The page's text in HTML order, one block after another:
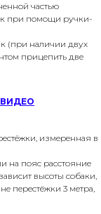
частью
при помощи ручки-
(при наличии двух
прицепить две
измеренная в
на пояс расстояние
высоты собаки,
перестёжки 3 метра,